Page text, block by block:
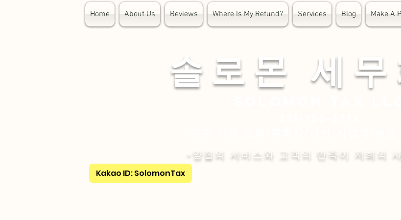
Home About Us Reviews Where Is My Refund? Services Blog Make A
솔 로 몬 세 무
-양질의 서비스와 고객의 만족이 저희의
Kakao ID: SolomonTax